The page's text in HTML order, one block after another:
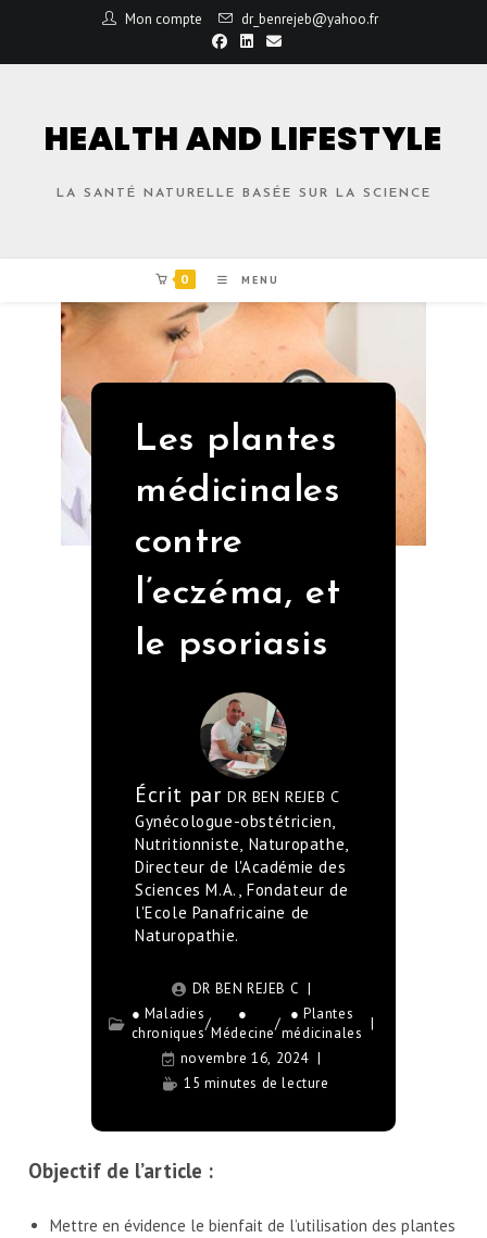
Mon compte dr_benrejeb@yahoo.fr
HEALTH AND LIFESTYLE
LA SANTÉ NATURELLE BASÉE SUR LA SCIENCE
0 MENU
Les plantes
médicinales
contre
l’eczéma, et
le psoriasis
Écrit par DR BEN REJEB C
Gynécologue-obstétricien,
Nutritionniste, Naturopathe,
Directeur de l'Académie des
Sciences M.A., Fondateur de
l'Ecole Panafricaine de
Naturopathie.
DR BEN REJEB C
● Maladies
chroniques
/
●
Médecine
/
● Plantes
médicinales
novembre 16, 2024
15 minutes de lecture
Objectif de l’article :
Mettre en évidence le bienfait de l’utilisation des plantes